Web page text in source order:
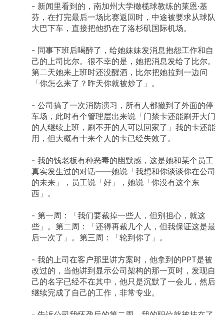
- 新闻里看到的，南加州大学橄榄球教练的莱恩·基
芬，在打完最后一场比赛返回时，中途被要求从球队
大巴下车，直接把他扔在了洛杉矶国际机场。
- 同事下班后喝醉了，给她妹妹发消息抱怨工作和自
己的上司比尔。很不幸的是，她把消息发给了比尔。
第二天她来上班时还没醒酒，比尔把她拉到一边问
「你怎么来了？昨天你就被炒了」。
- 公司搞了一次消防演习，所有人都撤到了外面的停
车场，此时有个管理层出来说「门禁卡还能刷开大门
的人继续上班，刷不开的人可以回家了」我的卡还能
用，但大概有十来个人的卡已经失效了。
- 我的钱老板有种恶毒的幽默感，这是她和某个员工
真实发生过的对话——她说「我想和你谈谈你在公司
的未来」，员工说「好」，她说「你没有这个东
西」。
- 第一周：「我们要裁掉一些人，但别担心，就这
些」。第二周：「还得再裁几个人，但我保证这是最
后一次了」。第三周：「轮到你了」。
- 我的上司在客户那里讲方案时，他拿到的PPT是被
改过的，当他讲到显示公司架构的那一页时，发现自
己的名字已经不在其中，他只是沉默了一会儿，然后
继续完成了自己的工作，非常专业。